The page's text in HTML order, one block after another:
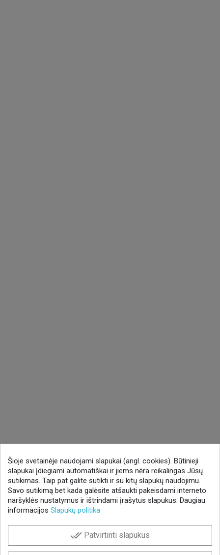
Šioje svetainėje naudojami slapukai (angl. cookies). Būtinieji
slapukai įdiegiami automatiškai ir jiems nėra reikalingas Jūsų
sutikimas. Taip pat galite sutikti ir su kitų slapukų naudojimu.
Savo sutikimą bet kada galėsite atšaukti pakeisdami interneto
naršyklės nustatymus ir ištrindami įrašytus slapukus. Daugiau
informacijos Slapukų politika
done_all Patvirtinti slapukus